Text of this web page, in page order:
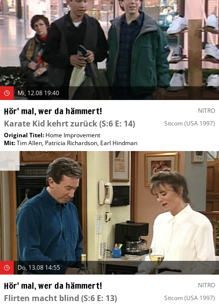
Mi, 12.08 19:40
Hör' mal, wer da hämmert! NITRO
Karate Kid kehrt zurück(S:6 E: 14) Sitcom (USA 1997)
Original Titel: Home Improvement
Mit:Tim Allen, Patricia Richardson, Earl Hindman
Do, 13.08 14:55
Hör' mal, wer da hämmert! NITRO
Flirten macht blind (S:6 E: 13) Sitcom (USA 1997)